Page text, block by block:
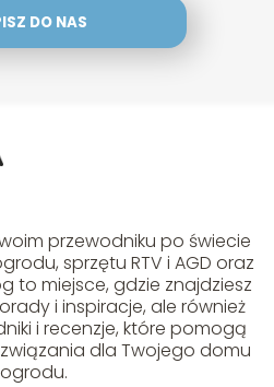
DO NAS
przewodniku po świecie
sprzętu RTV i AGD oraz
to miejsce, gdzie znajdziesz
i inspiracje, ale również
i recenzje, które pomogą
dla Twojego domu